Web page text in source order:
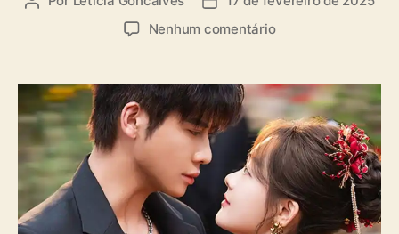
r
o
p
s
d
e
p
u
b
c
Nenhum comentárioe
R
i
n
k
i
s
s